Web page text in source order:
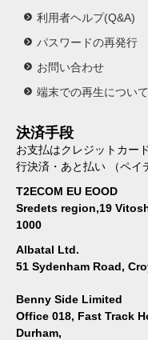
利用者ヘルプ(Q&A)
パスワードの再発行
お問い合わせ
端末での再生について
決済手段
お支払はクレジットカー
行決済・あと払い （ペイ
T2ECOM EU EOOD
Sredets region,19
1000
Albatal Ltd.
51 Sydenham Road,
Benny Side Limited
Office 018, Fast Track
Durham,